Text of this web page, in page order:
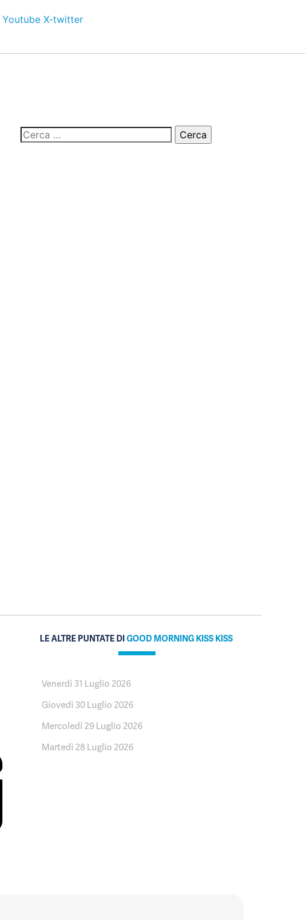
Youtube X-twitter
LE ALTRE PUNTATE DIGOOD MORNING KISS KISS
Venerdì 31 Luglio 2026
Giovedì 30 Luglio 2026
Mercoledì 29 Luglio 2026
Martedì 28 Luglio 2026